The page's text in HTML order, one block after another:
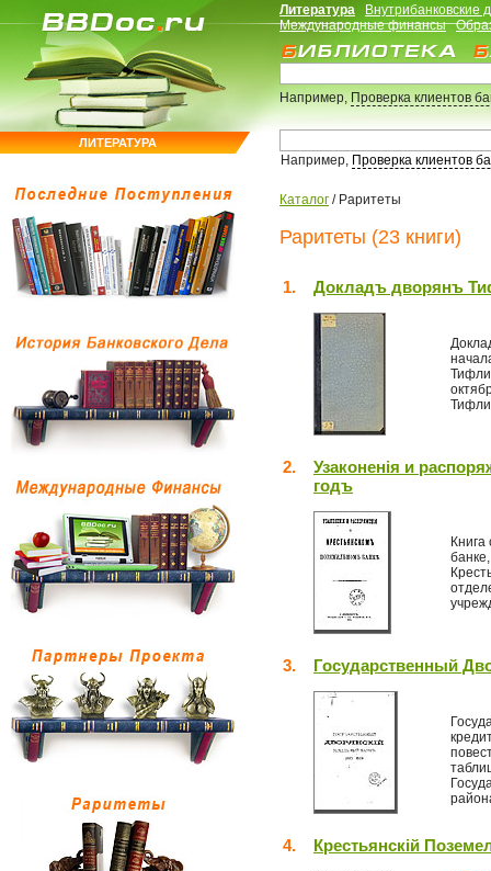
ЛИТЕРАТУРА
Литература
Внутрибанковские
Международные финансы
Например,Проверка клиентов
Например, Проверка клиентов
Каталог / Раритеты
Раритеты (23 книги)
1. Докладъ дворянъ
2.
Узаконенiя и
годъ
3. Государственный
4. Крестьянскiй